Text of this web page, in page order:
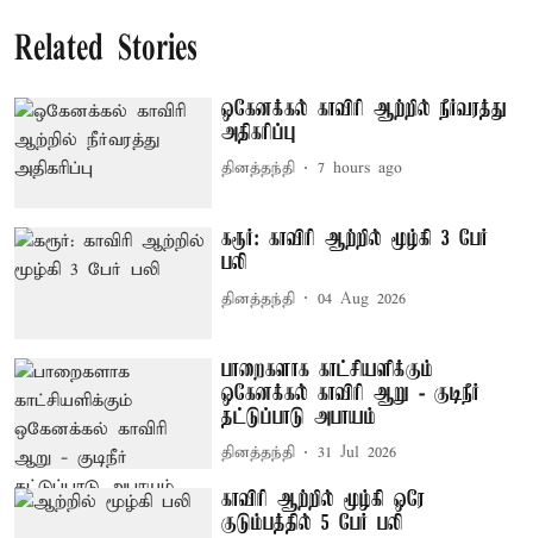
Related Stories
ஒகேனக்கல் காவிரி ஆற்றில் நீர்வரத்து
அதிகரிப்பு
தினத்தந்தி 7 hours ago
கரூர்: காவிரி ஆற்றில் மூழ்கி 3 பேர்
பலி
தினத்தந்தி 04 Aug 2026
பாறைகளாக காட்சியளிக்கும்
ஒகேனக்கல் காவிரி ஆறு - குடிநீர்
தட்டுப்பாடு அபாயம்
தினத்தந்தி 31 Jul 2026
காவிரி ஆற்றில் மூழ்கி ஒரே
குடும்பத்தில் 5 பேர் பலி